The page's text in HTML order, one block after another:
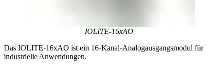
IOLITE-16xAO
Das IOLITE-16xAO ist ein 16-Kanal-Analogausgangsmodul für
industrielle Anwendungen.